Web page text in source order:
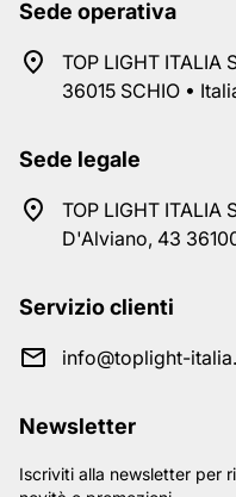
Sede operativa
TOP LIGHT ITALIA
36015 SCHIO •
Sede legale
TOP LIGHT ITALIA
D'Alviano, 43
Servizio clienti
info@toplight-
Newsletter
Iscriviti alla newsletter per